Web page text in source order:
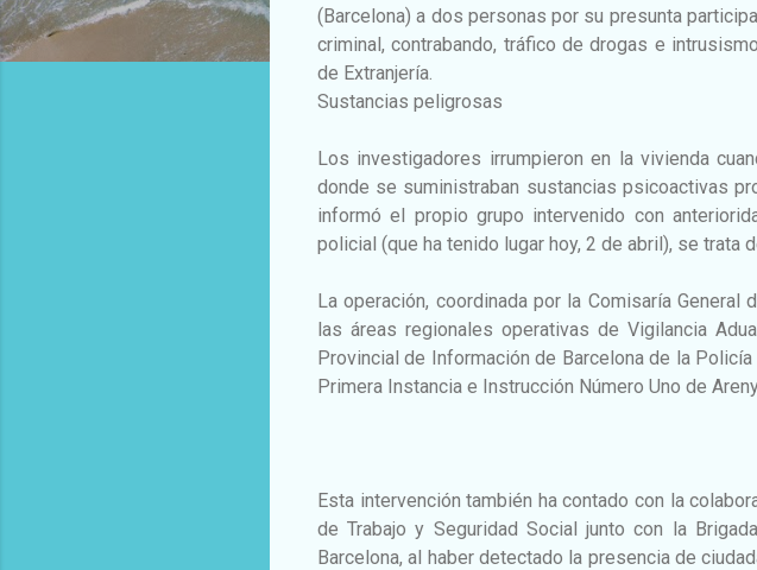
(Barcelona) a dos personas por su presunta
criminal, contrabando, tráfico de drogas e
de Extranjería.
Sustancias peligrosas
Los investigadores irrumpieron en la vivienda
donde se suministraban sustancias psicoactivas
informó el propio grupo intervenido con
policial (que ha tenido lugar hoy, 2 de abril), se trata
La operación, coordinada por la Comisaría
las áreas regionales operativas de Vigilancia
Provincial de Información de Barcelona de la
Primera Instancia e Instrucción Número Uno de
Esta intervención también ha contado con la
de Trabajo y Seguridad Social junto con la
Barcelona, al haber detectado la presencia de